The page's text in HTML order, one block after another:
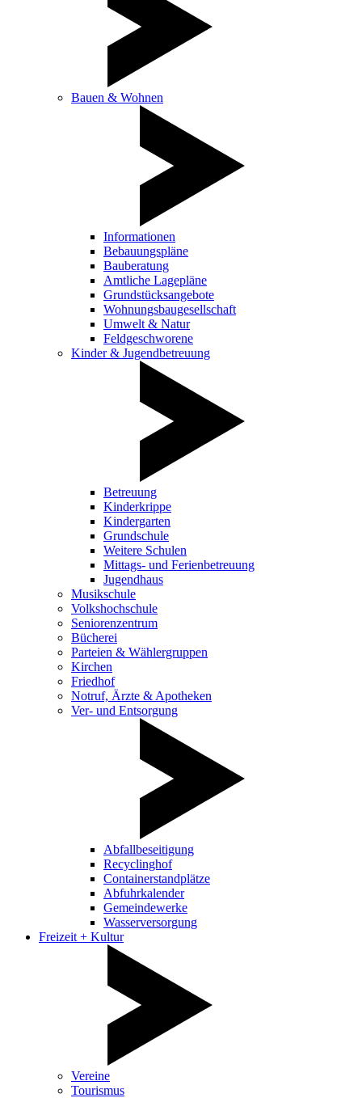
Bauen & Wohnen
Informationen
Bebauungspläne
Bauberatung
Amtliche Lagepläne
Grundstücksangebote
Wohnungsbaugesellschaft
Umwelt & Natur
Feldgeschworene
Kinder & Jugendbetreuung
Betreuung
Kinderkrippe
Kindergarten
Grundschule
Weitere Schulen
Mittags- und Ferienbetreuung
Jugendhaus
Musikschule
Volkshochschule
Seniorenzentrum
Bücherei
Parteien & Wählergruppen
Kirchen
Friedhof
Notruf, Ärzte & Apotheken
Ver- und Entsorgung
Abfallbeseitigung
Recyclinghof
Containerstandplätze
Abfuhrkalender
Gemeindewerke
Wasserversorgung
Freizeit + Kultur
Vereine
Tourismus